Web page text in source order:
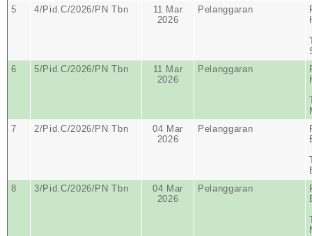
5
4/Pid.C/2026/PN Tbn
11 Mar
2026
Pelanggaran
6
5/Pid.C/2026/PN Tbn
11 Mar
2026
Pelanggaran
7
2/Pid.C/2026/PN Tbn
04 Mar
2026
Pelanggaran
8
3/Pid.C/2026/PN Tbn
04 Mar
2026
Pelanggaran